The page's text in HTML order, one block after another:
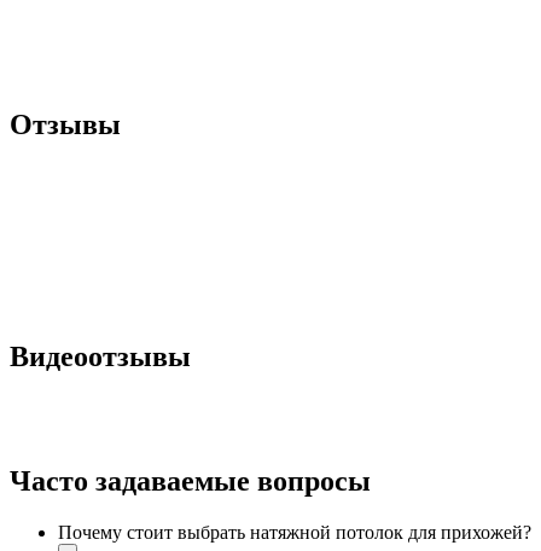
Отзывы
Видеоотзывы
Часто задаваемые вопросы
Почему стоит выбрать натяжной потолок для прихожей?